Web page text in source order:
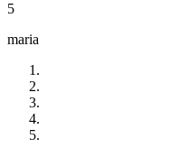
5
maria